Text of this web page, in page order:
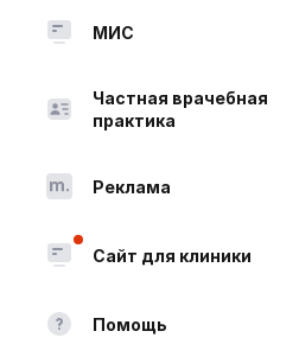
МИС
Частная врачебная
практика
Реклама
Сайт для клиники
Помощь